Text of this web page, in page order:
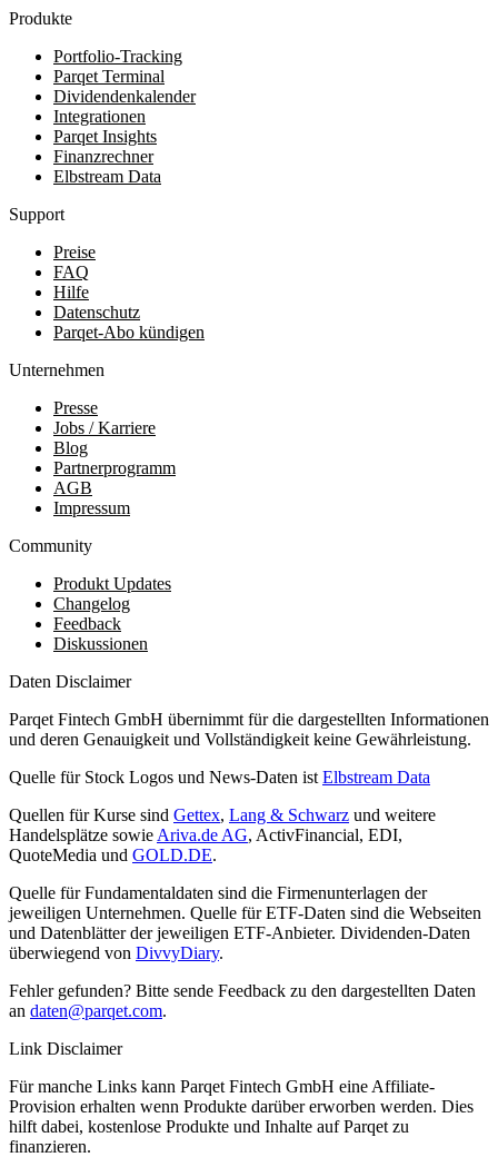
Produkte
Portfolio-Tracking
Parqet Terminal
Dividendenkalender
Integrationen
Parqet Insights
Finanzrechner
Elbstream Data
Support
Preise
FAQ
Hilfe
Datenschutz
Parqet-Abo kündigen
Unternehmen
Presse
Jobs / Karriere
Blog
Partnerprogramm
AGB
Impressum
Community
Produkt Updates
Changelog
Feedback
Diskussionen
Daten Disclaimer
Parqet Fintech GmbH übernimmt für die dargestellten Informationen
und deren Genauigkeit und Vollständigkeit keine Gewährleistung.
Quelle für Stock Logos und News-Daten ist Elbstream Data
Quellen für Kurse sind Gettex, Lang & Schwarz und weitere
Handelsplätze sowie Ariva.de AG, ActivFinancial, EDI,
QuoteMedia und GOLD.DE.
Quelle für Fundamentaldaten sind die Firmenunterlagen der
jeweiligen Unternehmen. Quelle für ETF-Daten sind die Webseiten
und Datenblätter der jeweiligen ETF-Anbieter. Dividenden-Daten
überwiegend von DivvyDiary.
Fehler gefunden? Bitte sende Feedback zu den dargestellten Daten
an daten@parqet.com.
Link Disclaimer
Für manche Links kann Parqet Fintech GmbH eine Affiliate-
Provision erhalten wenn Produkte darüber erworben werden. Dies
hilft dabei, kostenlose Produkte und Inhalte auf Parqet zu
finanzieren.